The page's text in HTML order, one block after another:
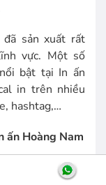
đã sản xuất rất
vực. Một số
bật tại In ấn
in trên nhiều
hashtag,…
ấn Hoàng Nam
dẻo cao, chịu